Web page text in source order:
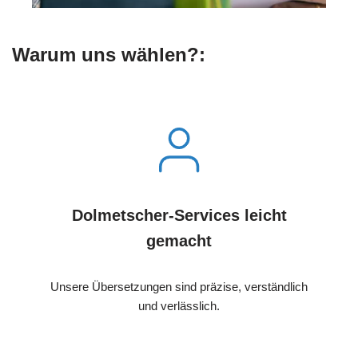
Warum uns wählen?:
Dolmetscher-Services leicht
gemacht
Unsere Übersetzungen sind präzise, verständlich
und verlässlich.